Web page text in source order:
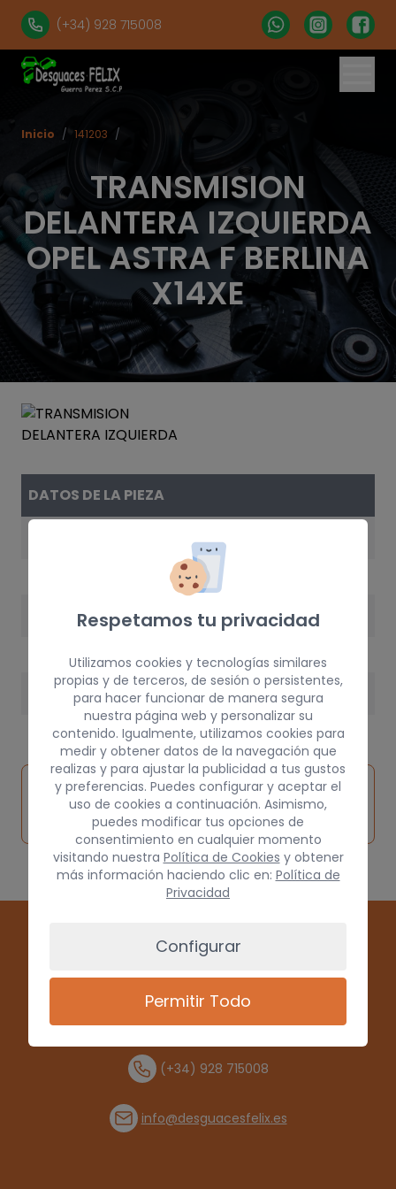
(+34) 928 715008
TRANSMISION
DELANTERA IZQUIERDA
OPEL ASTRA F BERLINA
X14XE
Inicio / 141203 /
DATOS DE LA PIEZA
PESO
Inspeccionar
vehículo de
Solicitar
pieza
Consultar
por
(+34) 928 715008
info@desguacesfelix.es
Respetamos tu privacidad
Utilizamos cookies y tecnologías similares
propias y de terceros, de sesión o persistentes,
para hacer funcionar de manera segura
nuestra página web y personalizar su
contenido. Igualmente, utilizamos cookies para
medir y obtener datos de la navegación que
realizas y para ajustar la publicidad a tus gustos
y preferencias. Puedes configurar y aceptar el
uso de cookies a continuación. Asimismo,
puedes modificar tus opciones de
consentimiento en cualquier momento
visitando nuestra Política de Cookies y obtener
más información haciendo clic en: Política de
Privacidad
Configurar
Permitir Todo